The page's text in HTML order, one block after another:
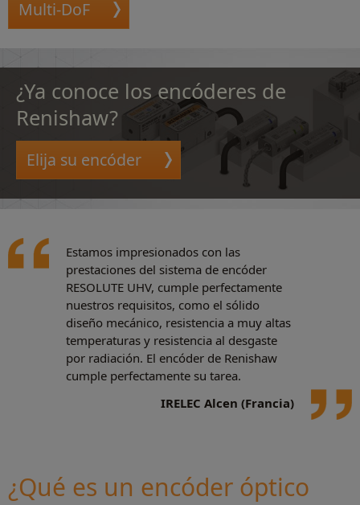
Multi-DoF
¿Ya conoce los encóderes de
Renishaw?
Elija su encóder
Estamos impresionados con las
prestaciones del sistema de encóder
RESOLUTE UHV, cumple perfectamente
nuestros requisitos, como el sólido
diseño mecánico, resistencia a muy altas
temperaturas y resistencia al desgaste
por radiación. El encóder de Renishaw
cumple perfectamente su tarea.
IRELEC Alcen (Francia)
¿Qué es un encóder óptico